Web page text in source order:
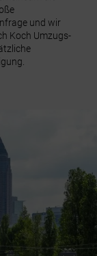
und wir
Koch Umzugs-